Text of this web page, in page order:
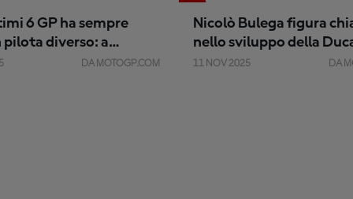
6 GP ha sempre
diverso: a
arriverà il 7°?DA MOTOGP.COM
Nicolò Bulega figura
nello sviluppo della
11 NOV 2025 DA